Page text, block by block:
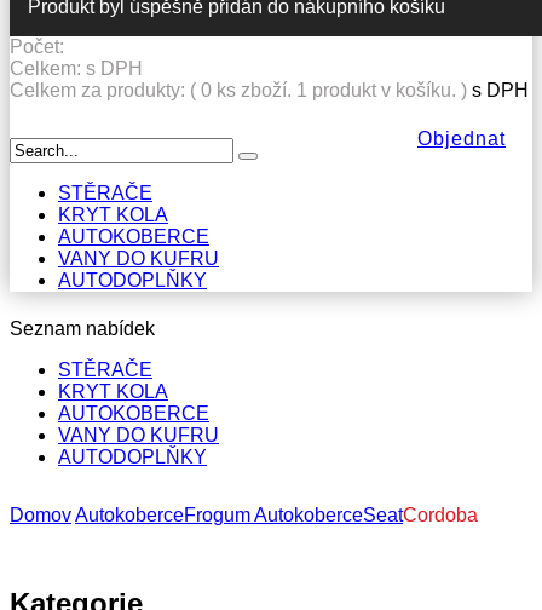
Produkt byl úspěšně přidán do nákupního košíku
Počet:
Celkem: s DPH
Celkem za produkty: ( 0 ks zboží. 1 produkt v košíku. ) s DPH
Objednat
STĚRAČE
KRYT KOLA
AUTOKOBERCE
VANY DO KUFRU
AUTODOPLŇKY
Seznam nabídek
STĚRAČE
KRYT KOLA
AUTOKOBERCE
VANY DO KUFRU
AUTODOPLŇKY
DomovAutokoberceFrogum AutokoberceSeatCordoba
Kategorie